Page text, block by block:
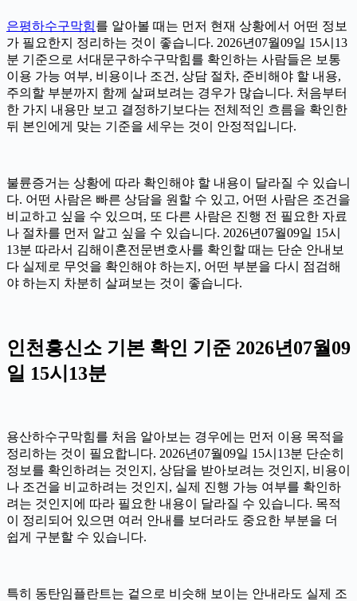
은평하수구막힘를 알아볼 때는 먼저 현재 상황에서 어떤 정보
가 필요한지 정리하는 것이 좋습니다. 2026년07월09일 15시13
분 기준으로 서대문구하수구막힘를 확인하는 사람들은 보통
이용 가능 여부, 비용이나 조건, 상담 절차, 준비해야 할 내용,
주의할 부분까지 함께 살펴보려는 경우가 많습니다. 처음부터
한 가지 내용만 보고 결정하기보다는 전체적인 흐름을 확인한
뒤 본인에게 맞는 기준을 세우는 것이 안정적입니다.
불륜증거는 상황에 따라 확인해야 할 내용이 달라질 수 있습니
다. 어떤 사람은 빠른 상담을 원할 수 있고, 어떤 사람은 조건을
비교하고 싶을 수 있으며, 또 다른 사람은 진행 전 필요한 자료
나 절차를 먼저 알고 싶을 수 있습니다. 2026년07월09일 15시
13분 따라서 김해이혼전문변호사를 확인할 때는 단순 안내보
다 실제로 무엇을 확인해야 하는지, 어떤 부분을 다시 점검해
야 하는지 차분히 살펴보는 것이 좋습니다.
인천흥신소 기본 확인 기준 2026년07월09
일 15시13분
용산하수구막힘를 처음 알아보는 경우에는 먼저 이용 목적을
정리하는 것이 필요합니다. 2026년07월09일 15시13분 단순히
정보를 확인하려는 것인지, 상담을 받아보려는 것인지, 비용이
나 조건을 비교하려는 것인지, 실제 진행 가능 여부를 확인하
려는 것인지에 따라 필요한 내용이 달라질 수 있습니다. 목적
이 정리되어 있으면 여러 안내를 보더라도 중요한 부분을 더
쉽게 구분할 수 있습니다.
특히 동탄임플란트는 겉으로 비슷해 보이는 안내라도 실제 조